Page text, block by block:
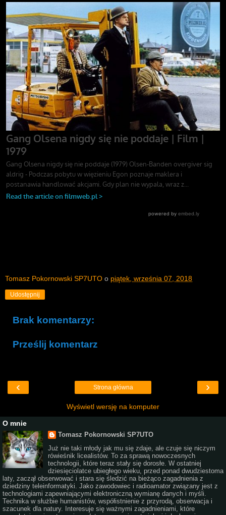
Tomasz Pokornowski SP7UTO o piątek, września 07, 2018
Udostępnij
Brak komentarzy:
Prześlij komentarz
‹ ›
Strona główna
Wyświetl wersję na komputer
O mnie
Tomasz Pokornowski SP7UTO
Już nie taki młody jak mu się zdaje, ale czuje się niczym
rówieśnik licealistów. To za sprawą nowoczesnych
technologii, które teraz stały się dorosłe. W ostatniej
dziesięciolatce ubiegłego wieku, przed ponad dwudziestoma
laty, zaczął obserwować i stara się śledzić na bieżąco zagadnienia z
dziedziny teleinformatyki. Jako zawodowiec i radioamator związany jest z
technologiami zapewniającymi elektroniczną wymianę danych i myśli.
Technika w służbie humanistów, współistnienie z przyrodą, obserwacja i
szacunek dla natury. Interesuje się ważnymi zagadnieniami, które